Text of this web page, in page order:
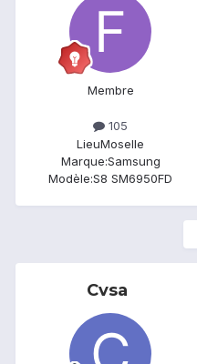
Membre
105
LieuMoselle
Marque:Samsung
Modèle:S8 SM6950FD
Cvsa